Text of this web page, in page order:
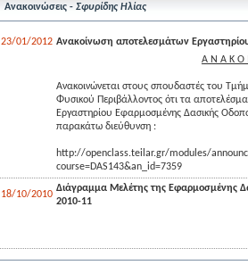
Ανακοινώσεις - Σφυρίδης Ηλίας
23/01/2012 Ανακοίνωση αποτελεσμάτων
Α Ν Α Κ Ο
Ανακοινώνεται στους σπουδαστές του
Φυσικού Περιβάλλοντος ότι τα
Εργαστηρίου Εφαρμοσμένης Δασικής
παρακάτω διεύθυνση :
http://openclass.teilar.gr/modules/
course=DAS143&an_id=7359
18/10/2010
Διάγραμμα Μελέτης της Εφαρμοσμένης
2010-11